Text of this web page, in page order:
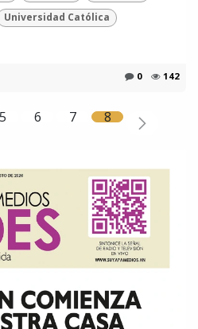
Universidad Católica
0 142
5 6 7 8